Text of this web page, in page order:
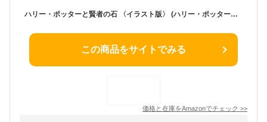
ハリー・ポッターと賢者の石 〈イラスト版〉 (ハリー・ポッターシリーズ)
この商品をサイトでみる
価格と在庫をAmazonでチェック >>